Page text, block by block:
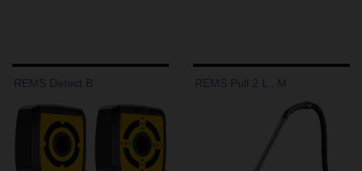
REMS Detect B REMS Pull 2 L , M